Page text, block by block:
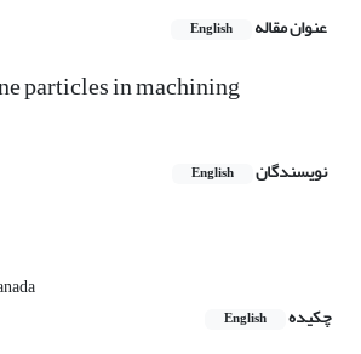
عنوان مقاله English
particles in machining
نویسندگان English
چکیده
English